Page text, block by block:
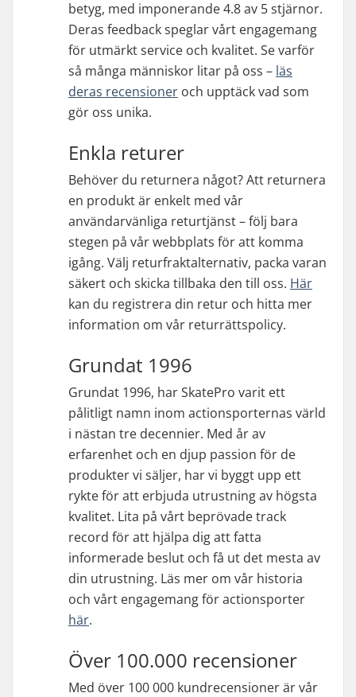
betyg, med imponerande 4.8 av 5 stjärnor.
Deras feedback speglar vårt engagemang
för utmärkt service och kvalitet. Se varför
så många människor litar på oss – läs
deras recensioner och upptäck vad som
gör oss unika.
Enkla returer
Behöver du returnera något? Att returnera
en produkt är enkelt med vår
användarvänliga returtjänst – följ bara
stegen på vår webbplats för att komma
igång. Välj returfraktalternativ, packa varan
säkert och skicka tillbaka den till oss. Här
kan du registrera din retur och hitta mer
information om vår returrättspolicy.
Grundat 1996
Grundat 1996, har SkatePro varit ett
pålitligt namn inom actionsporternas värld
i nästan tre decennier. Med år av
erfarenhet och en djup passion för de
produkter vi säljer, har vi byggt upp ett
rykte för att erbjuda utrustning av högsta
kvalitet. Lita på vårt beprövade track
record för att hjälpa dig att fatta
informerade beslut och få ut det mesta av
din utrustning. Läs mer om vår historia
och vårt engagemang för actionsporter
här.
Över 100.000 recensioner
Med över 100 000 kundrecensioner är vår